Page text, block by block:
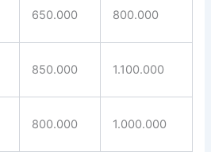
650.000 800.000
850.000 1.100.000
800.000 1.000.000